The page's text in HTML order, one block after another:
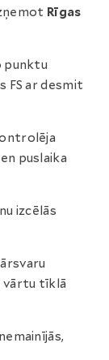
Rīgas
punktu
FS ar desmit
puslaika
izcēlās
vārtu tīklā